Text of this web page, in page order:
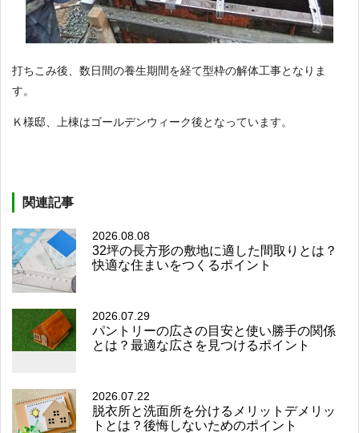
打ちこみ後、数日間の養生期間を経て型枠の解体工事となりま
す。
Ｋ様邸、上棟はゴールデンウィーク後となっています。
関連記事
2026.08.08
32坪の長方形の敷地に適した間取りとは？
快適な住まいをつくるポイント
2026.07.29
パントリーの広さの目安と使い勝手の関係
とは？最適な広さを見つけるポイント
2026.07.22
脱衣所と洗面所を分けるメリットデメリッ
トとは？後悔しないためのポイント